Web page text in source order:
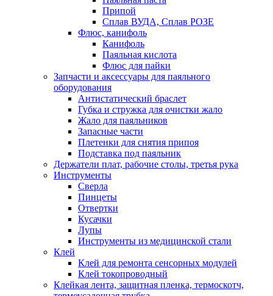
Припой
Сплав ВУДА, Сплав РОЗЕ
Флюс, канифоль
Канифоль
Паяльная кислота
Флюс для пайки
Запчасти и аксессуары для паяльного
оборудования
Антистатический браслет
Губка и стружка для очистки жало
Жало для паяльников
Запасные части
Плетенки для снятия припоя
Подставка под паяльник
Держатели плат, рабочие столы, третья рука
Инструменты
Сверла
Пинцеты
Отвертки
Кусачки
Лупы
Инструменты из медицинской стали
Клей
Клей для ремонта сенсорных модулей
Клей токопроводный
Клейкая лента, защитная пленка, термоскотч,